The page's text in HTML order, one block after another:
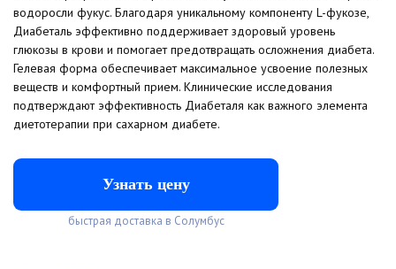
водоросли фукус. Благодаря уникальному компоненту L-фукозе,
Диабеталь эффективно поддерживает здоровый уровень
глюкозы в крови и помогает предотвращать осложнения диабета.
Гелевая форма обеспечивает максимальное усвоение полезных
веществ и комфортный прием. Клинические исследования
подтверждают эффективность Диабеталя как важного элемента
диетотерапии при сахарном диабете.
Узнать цену
быстрая доставка в Cолумбус